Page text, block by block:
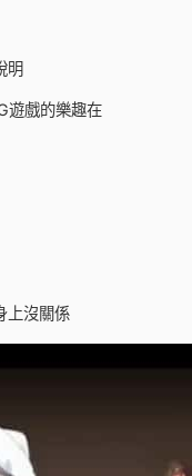
明
遊戲的樂趣在
上沒關係